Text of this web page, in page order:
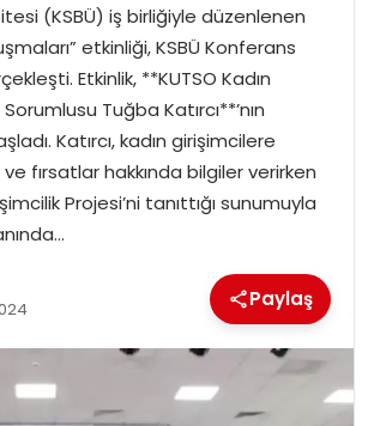
(KSBÜ) iş birliğiyle düzenlenen
etkinliği, KSBÜ Konferans
Etkinlik, **KUTSO Kadın
Tuğba Katırcı**’nın
Katırcı, kadın girişimcilere
fırsatlar hakkında bilgiler verirken
Projesi’ni tanıttığı sunumuyla
Paylaş